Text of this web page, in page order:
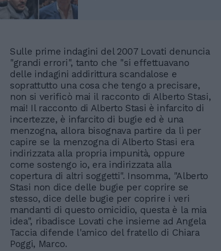
Sulle prime indagini del 2007 Lovati denuncia
"grandi errori", tanto che "si effettuavano
delle indagini addirittura scandalose e
soprattutto una cosa che tengo a precisare,
non si verificò mai il racconto di Alberto Stasi,
mai! Il racconto di Alberto Stasi è infarcito di
incertezze, è infarcito di bugie ed è una
menzogna, allora bisognava partire da lì per
capire se la menzogna di Alberto Stasi era
indirizzata alla propria impunità, oppure
come sostengo io, era indirizzata alla
copertura di altri soggetti". Insomma, "Alberto
Stasi non dice delle bugie per coprire se
stesso, dice delle bugie per coprire i veri
mandanti di questo omicidio, questa è la mia
idea", ribadisce Lovati che insieme ad Angela
Taccia difende l'amico del fratello di Chiara
Poggi, Marco.